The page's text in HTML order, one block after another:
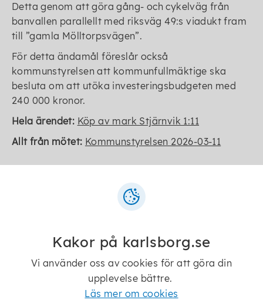
Detta genom att göra gång- och cykelväg från
banvallen parallellt med riksväg 49:s viadukt fram
till ”gamla Mölltorpsvägen”.
För detta ändamål föreslår också
kommunstyrelsen att kommunfullmäktige ska
besluta om att utöka investeringsbudgeten med
240 000 kronor.
Hela ärendet: Köp av mark Stjärnvik 1:11
Allt från mötet: Kommunstyrelsen 2026-03-11
Senast ändrad: 6 maj 2026
Telefon:0505-170 00
kommun@karlsborg.se
Kakor på karlsborg.se
Vi använder oss av cookies för att göra din
upplevelse bättre.
Läs mer om cookies